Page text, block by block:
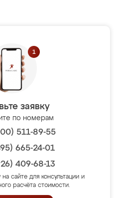
заявку
по номерам
511-89-55
665-24-01
409-68-13
на сайте для консультации и
расчёта стоимости.